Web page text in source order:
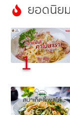
ยอดนิย
1